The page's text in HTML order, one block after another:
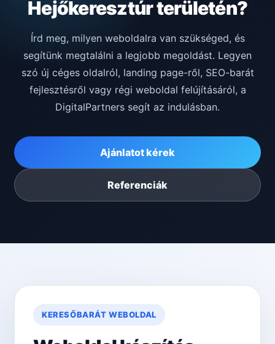
Hejőkeresztúr területén?
Írd meg, milyen weboldalra van szükséged, és
segítünk megtalálni a legjobb megoldást. Legyen
szó új céges oldalról, landing page-ről, SEO-barát
fejlesztésről vagy régi weboldal felújításáról, a
DigitalPartners segít az indulásban.
Ajánlatot kérek
Referenciák
KERESŐBARÁT WEBOLDAL